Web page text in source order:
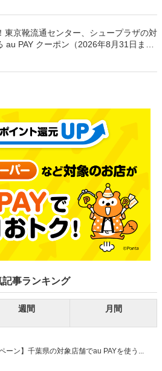
東京靴流通センター、シュープラザの対
au PAY クーポン（2026年8月31日まで
記事ランキング
週間 月間
ーン】千葉県の対象店舗でau PAYを使う...